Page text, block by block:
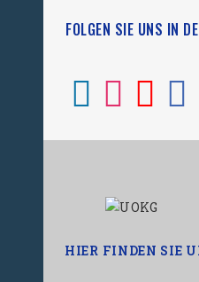
FOLGEN SIE UNS IN
HIER FINDEN SIE